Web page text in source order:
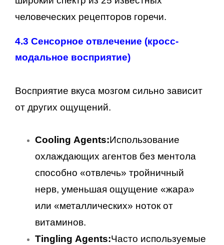
человеческих рецепторов горечи.
4.3 Сенсорное отвлечение (кросс-
модальное восприятие)
Восприятие вкуса мозгом сильно зависит
от других ощущений.
Cooling Agents:Использование
охлаждающих агентов без ментола
способно «отвлечь» тройничный
нерв, уменьшая ощущение «жара»
или «металлических» ноток от
витаминов.
Tingling Agents:Часто используемые